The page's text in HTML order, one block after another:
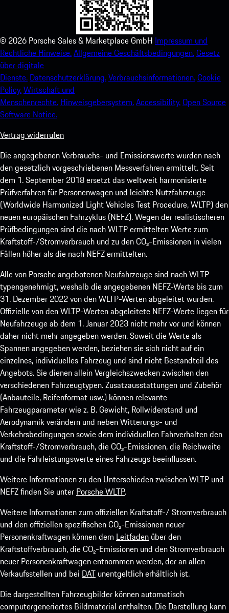
© 2026 Porsche Sales & Marketplace GmbH Impressum und
Rechtliche Hinweise.Allgemeine Geschäftsbedingungen.Gesetz
über digitale
Dienste. Datenschutzerklärung.Verbrauchsinformationen.Cookie
Policy.Wirtschaft und
Menschenrechte. Hinweisgebersystem.Accessibility.Open Source
Software Notice.
Vertrag widerrufen
Die angegebenen Verbrauchs- und Emissionswerte wurden nach
den gesetzlich vorgeschriebenen Messverfahren ermittelt. Seit
dem 1. September 2018 ersetzt das weltweit harmonisierte
Prüfverfahren für Personenwagen und leichte Nutzfahrzeuge
(Worldwide Harmonized Light Vehicles Test Procedure, WLTP) den
neuen europäischen Fahrzyklus (NEFZ). Wegen der realistischeren
Prüfbedingungen sind die nach WLTP ermittelten Werte zum
Kraftstoff-/Stromverbrauch und zu den CO₂-Emissionen in vielen
Fällen höher als die nach NEFZ ermittelten.
Alle von Porsche angebotenen Neufahrzeuge sind nach WLTP
typengenehmigt, weshalb die angegebenen NEFZ-Werte bis zum
31. Dezember 2022 von den WLTP-Werten abgeleitet wurden.
Offizielle von den WLTP-Werten abgeleitete NEFZ-Werte liegen für
Neufahrzeuge ab dem 1. Januar 2023 nicht mehr vor und können
daher nicht mehr angegeben werden. Soweit die Werte als
Spannen angegeben werden, beziehen sie sich nicht auf ein
einzelnes, individuelles Fahrzeug und sind nicht Bestandteil des
Angebots. Sie dienen allein Vergleichszwecken zwischen den
verschiedenen Fahrzeugtypen. Zusatzausstattungen und Zubehör
(Anbauteile, Reifenformat usw.) können relevante
Fahrzeugparameter wie z. B. Gewicht, Rollwiderstand und
Aerodynamik verändern und neben Witterungs- und
Verkehrsbedingungen sowie dem individuellen Fahrverhalten den
Kraftstoff-/Stromverbrauch, die CO₂-Emissionen, die Reichweite
und die Fahrleistungswerte eines Fahrzeugs beeinflussen.
Weitere Informationen zu den Unterschieden zwischen WLTP und
NEFZ finden Sie unter Porsche WLTP.
Weitere Informationen zum offiziellen Kraftstoff-/ Stromverbrauch
und den offiziellen spezifischen CO₂-Emissionen neuer
Personenkraftwagen können dem Leitfaden über den
Kraftstoffverbrauch, die CO₂-Emissionen und den Stromverbrauch
neuer Personenkraftwagen entnommen werden, der an allen
Verkaufsstellen und bei DAT unentgeltlich erhältlich ist.
Die dargestellten Fahrzeugbilder können automatisch
computergeneriertes Bildmaterial enthalten. Die Darstellung kann